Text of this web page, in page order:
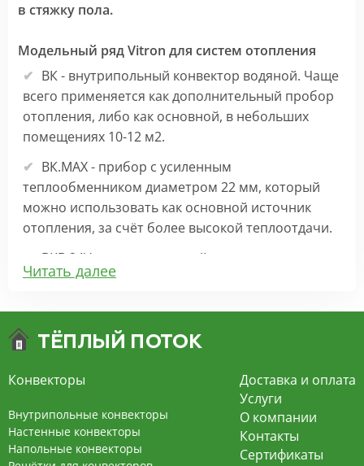
в стяжку пола.
Модельный ряд Vitron для систем отопления
ВК - внутрипольный конвектор водяной. Чаще
всего применяется как дополнительный пробор
отопления, либо как основной, в небольших
помещениях 10-12 м2.
ВК.МАХ - прибор с усиленным
теплообменником диаметром 22 мм, который
можно использовать как основной источник
отопления, за счёт более высокой теплоотдачи.
ВКВ 24V – внутрипольный конвектор
отопления с вентилятором на 24В подходит для
экономит электроэнергию и бесшумно работает.
конвекцией на 220В. За счет тангенциального
вентилятора создает принудительную
конвекцию, что позволяет обогревать
помещения большой площади.
Читать далее
Конвекторы
Внутрипольные конвекторы
Настенные конвекторы
Напольные конвекторы
Доставка и оплата
Услуги
О компании
Контакты
Сертификаты